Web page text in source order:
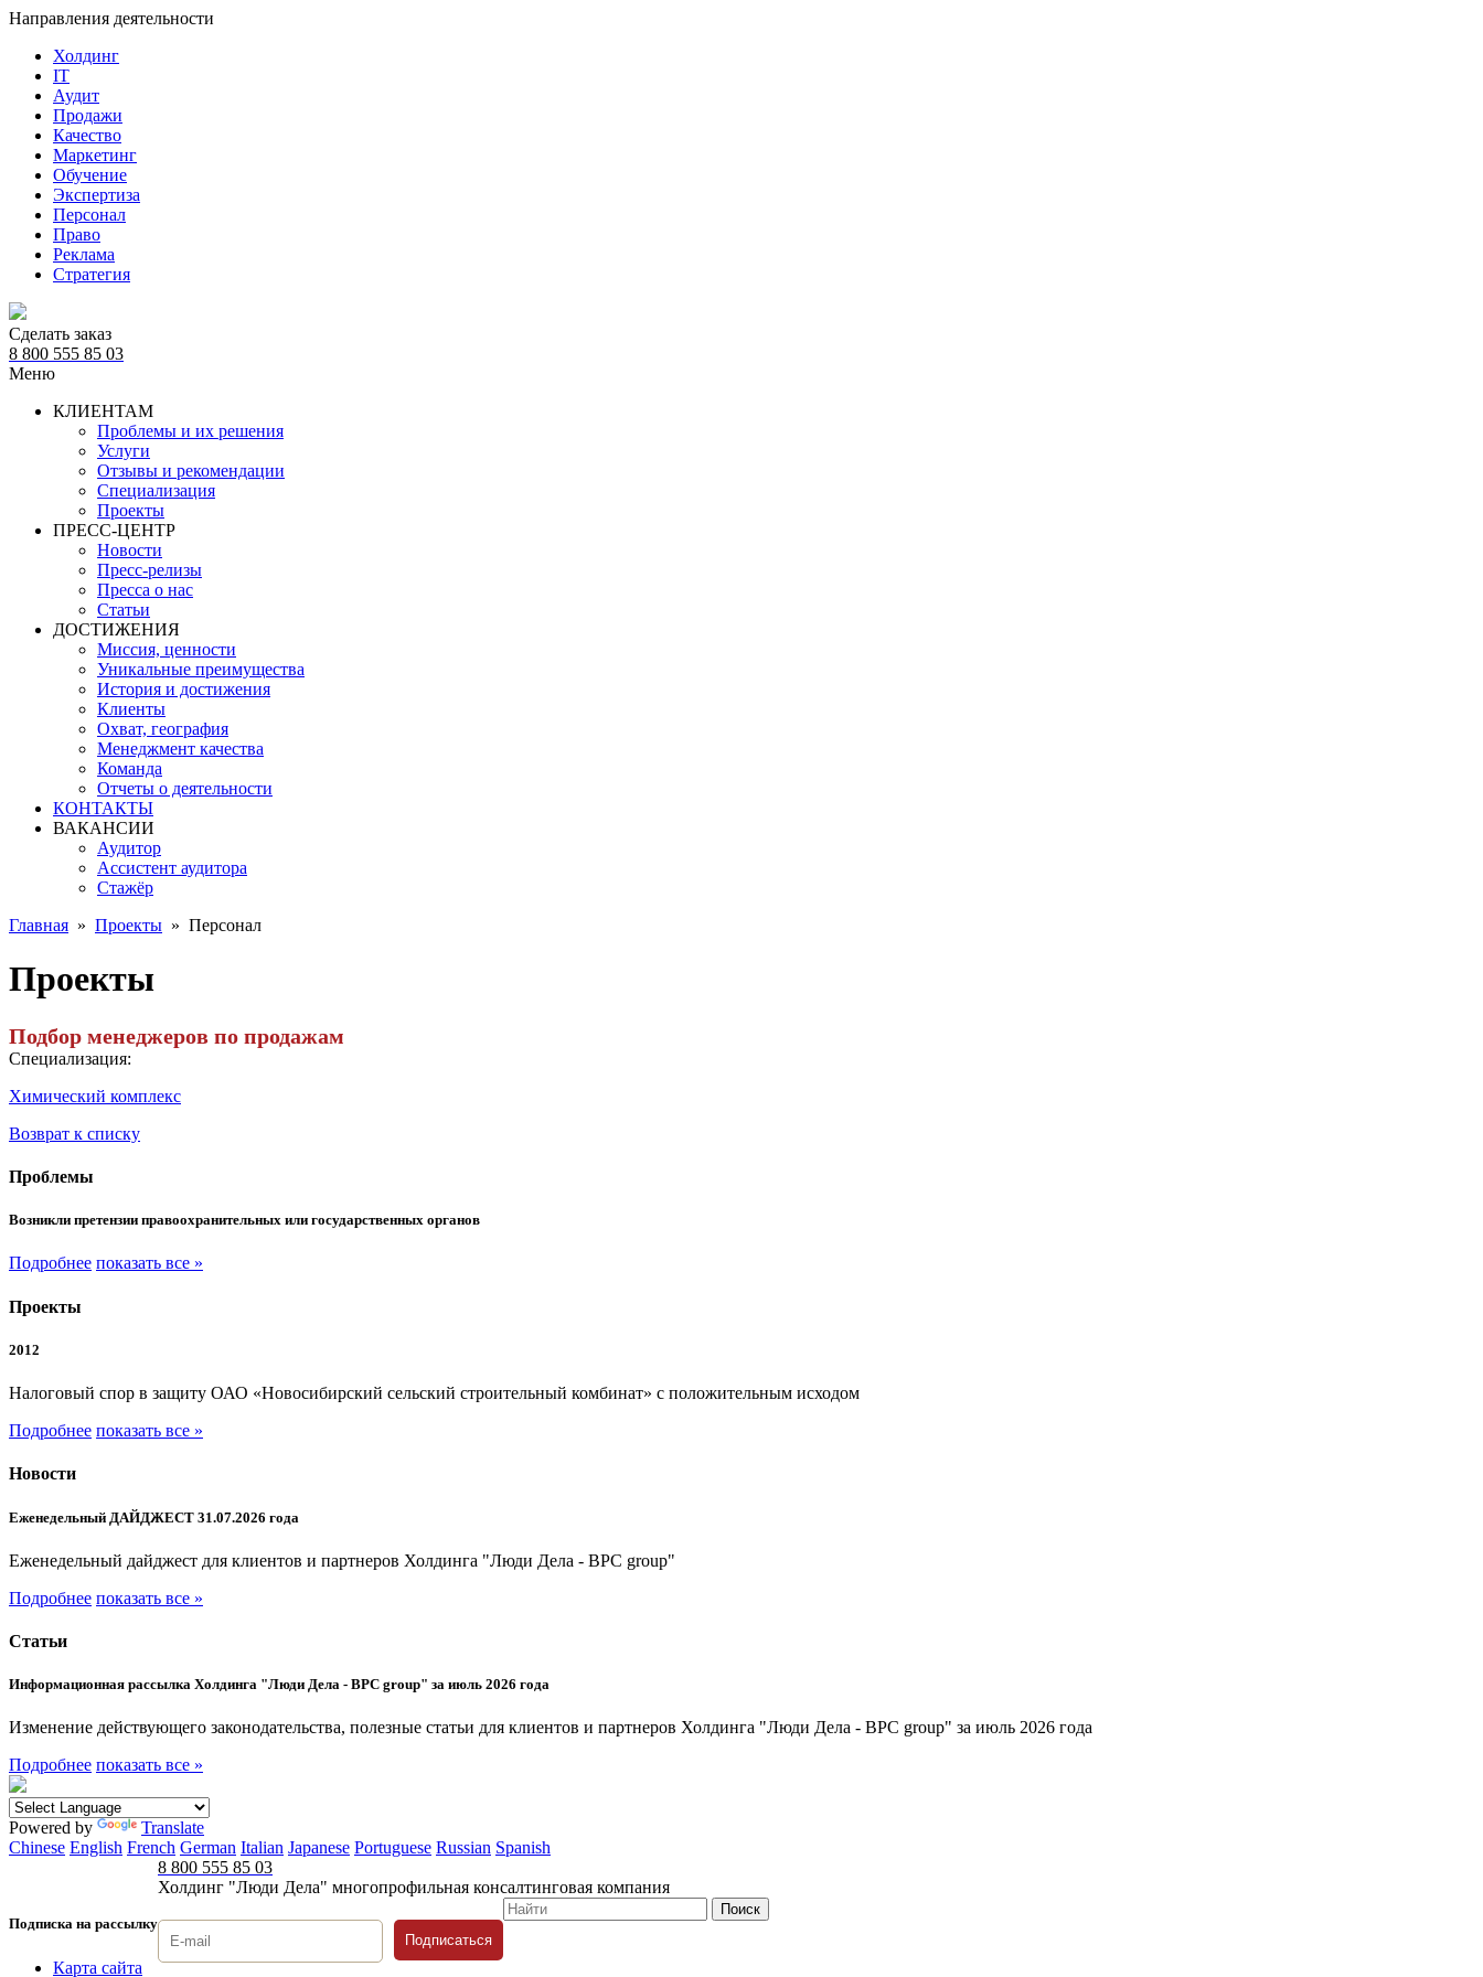
Направления деятельности
Холдинг
IT
Аудит
Продажи
Качество
Маркетинг
Обучение
Экспертиза
Персонал
Право
Реклама
Стратегия
Сделать заказ
8 800 555 85 03
Меню
КЛИЕНТАМ
Проблемы и их решения
Услуги
Отзывы и рекомендации
Специализация
Проекты
ПРЕСС-ЦЕНТР
Новости
Пресс-релизы
Пресса о нас
Статьи
ДОСТИЖЕНИЯ
Миссия, ценности
Уникальные преимущества
История и достижения
Клиенты
Охват, география
Менеджмент качества
Команда
Отчеты о деятельности
КОНТАКТЫ
ВАКАНСИИ
Аудитор
Ассистент аудитора
Стажёр
Главная » Проекты » Персонал
Проекты
Подбор менеджеров по продажам
Специализация:
Химический комплекс
Возврат к списку
Проблемы
Возникли претензии правоохранительных или государственных органов
Подробнее показать все »
Проекты
2012
Налоговый спор в защиту ОАО «Новосибирский сельский строительный комбинат» с положительным исходом
Подробнее показать все »
Новости
Еженедельный ДАЙДЖЕСТ 31.07.2026 года
Еженедельный дайджест для клиентов и партнеров Холдинга "Люди Дела - BPC group"
Подробнее показать все »
Статьи
Информационная рассылка Холдинга "Люди Дела - BPC group" за июль 2026 года
Изменение действующего законодательства, полезные статьи для клиентов и партнеров Холдинга "Люди Дела - BPC group" за июль 2026 года
Подробнее показать все »
Powered by
Translate
Chinese English French German Italian Japanese Portuguese Russian Spanish
Подписка на рассылку
8 800 555 85 03
Холдинг "Люди Дела" многопрофильная консалтинговая компания
Подписаться
Карта сайта